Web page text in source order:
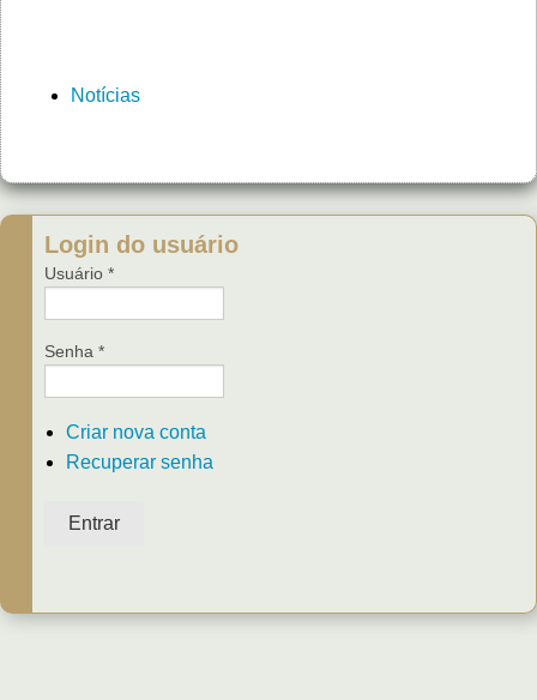
Notícias
Login do usuário
Usuário *
Senha *
Criar nova conta
Recuperar senha
Entrar